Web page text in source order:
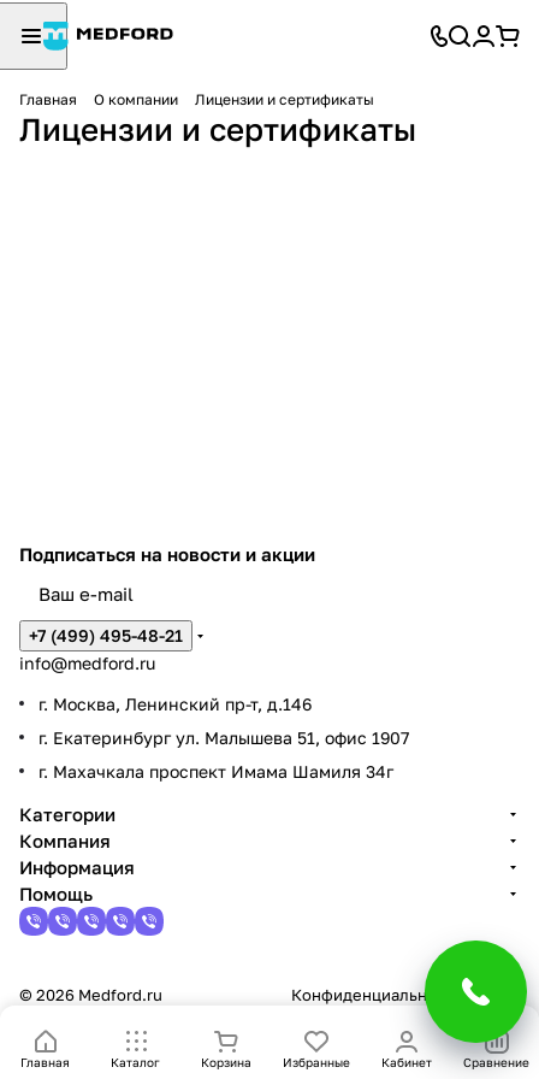
Главная О компании Лицензии и сертификаты
Лицензии и сертификаты
Главная Каталог Корзина Избранные Кабинет Сравнение
Подписаться на новости и акции
+7 (499) 495-48-21
info@medford.ru
г. Москва, Ленинский пр-т, д.146
г. Екатеринбург ул. Малышева 51, офис 1907
г. Махачкала проспект Имама Шамиля 34г
Категории
Компания
Информация
Помощь
© 2026 Medford.ru Конфиденциальность Оферта